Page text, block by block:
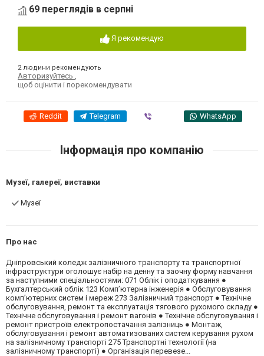
69 переглядів в серпні
Я рекомендую
2 людини рекомендують
Авторизуйтесь
щоб оцінити і порекомендувати
Reddit Telegram WhatsApp
Інформація про компанію
Музеї, галереї, виставки
Музеї
Про нас
Дніпровський коледж залізничного транспорту та транспортної
інфраструктури оголошує набір на денну та заочну форму навчання
за наступними спеціальностями: 071 Облік і оподаткування ●
Бухгалтерський облік 123 Комп’ютерна інженерія ● Обслуговування
комп’ютерних систем і мереж 273 Залізничний транспорт ● Технічне
обслуговування, ремонт та експлуатація тягового рухомого складу ●
Технічне обслуговування і ремонт вагонів ● Технічне обслуговування і
ремонт пристроїв електропостачання залізниць ● Монтаж,
обслуговування і ремонт автоматизованих систем керування рухом
на залізничному транспорті 275 Транспортні технології (на
залізничному транспорті) ● Організація перевезе...